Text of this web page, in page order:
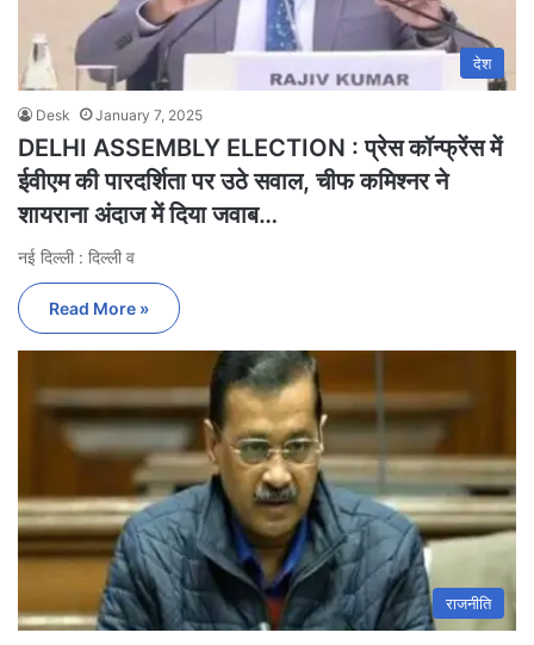
देश
Desk January 7, 2025
DELHI ASSEMBLY ELECTION : प्रेस कॉन्फ्रेंस में
ईवीएम की पारदर्शिता पर उठे सवाल, चीफ कमिश्नर ने
शायराना अंदाज में दिया जवाब…
नई दिल्ली : दिल्ली व
Read More »
राजनीति